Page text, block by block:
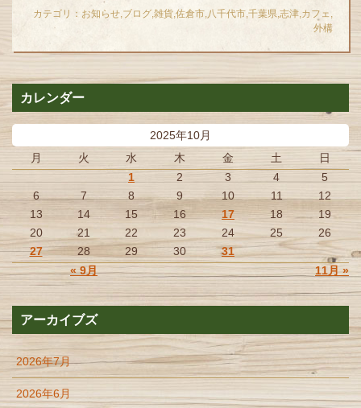
カテゴリ： お知らせ ブログ 雑貨 佐倉市 八千代市 千葉県 志津 カフェ
外構
カレンダー
2025年10月
月
火 水 木 金 土 日
« 9月 11月 »
1 2 3 4
5
6
7 8 9 10 11
12
13
14 15 16 17 18
19
20
21 22 23 24 25
26
27
28 29 30 31
アーカイブズ
2026年7月
2026年6月